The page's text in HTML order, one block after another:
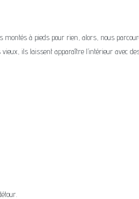
montés à pieds pour rien, alors, nous
ils laissent apparaître l’intérieur avec